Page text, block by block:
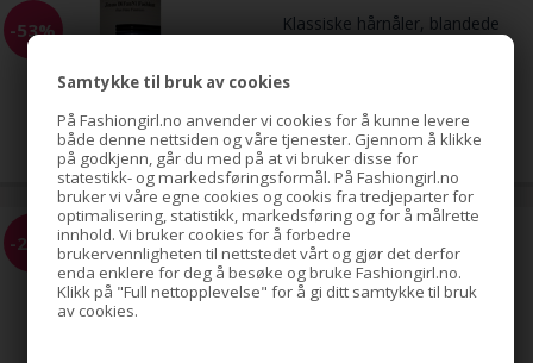
Samtykke til bruk av cookies
På Fashiongirl.no anvender vi cookies for å kunne levere
både denne nettsiden og våre tjenester. Gjennom å klikke
på godkjenn, går du med på at vi bruker disse for
statestikk- og markedsføringsformål. På Fashiongirl.no
bruker vi våre egne cookies og cookis fra tredjeparter for
optimalisering, statistikk, markedsføring og for å målrette
innhold. Vi bruker cookies for å forbedre
brukervennligheten til nettstedet vårt og gjør det derfor
enda enklere for deg å besøke og bruke Fashiongirl.no.
Klikk på "Full nettopplevelse" for å gi ditt samtykke til bruk
av cookies.
-53% Klassiske hårnåler, blandede
farger, 6 cm, 25-pakning
19,00
9,00NOK
-26% Faux Hårbøyle med flettet hår,
flere farger